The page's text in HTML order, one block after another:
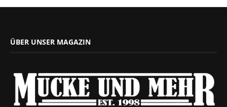
ÜBER UNSER MAGAZIN